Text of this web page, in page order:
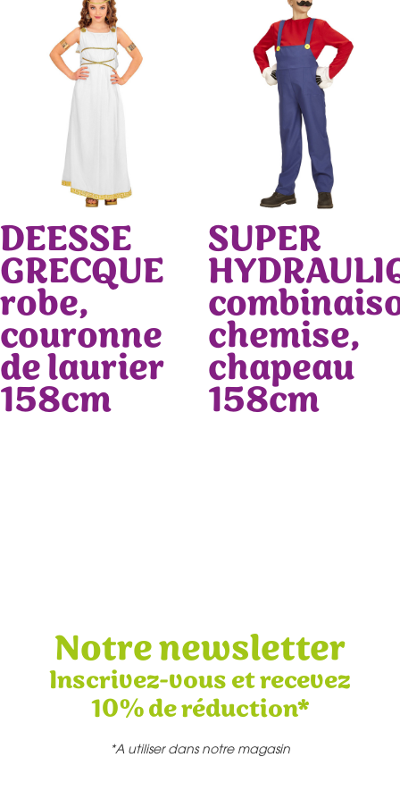
DEESSE
GRECQUE
robe,
couronne
de laurier
158cm
SUPER
chemise,
chapeau
158cm
Notre newsletter
Inscrivez-vous et recevez
10% de réduction*
*A utiliser dans notre magasin